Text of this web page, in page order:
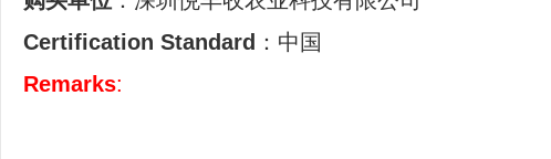
Certification Standard ：中国
Remarks: